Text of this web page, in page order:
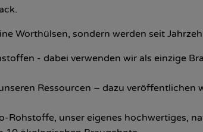
Worthülsen, sondern werden seit
- dabei verwenden wir als einzige
Ressourcen – dazu
unser eigenes hochwertiges,